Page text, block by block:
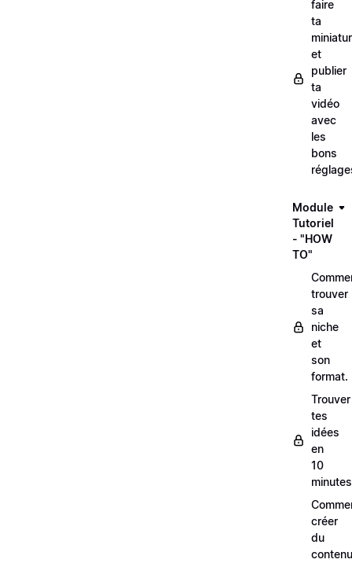
faire
ta
et
publier
ta
vidéo
avec
les
bons
Module
Tutoriel
- "HOW
TO"
trouver
sa
niche
et
son
format.
Trouver
tes
idées
en
10
créer
du
contenu